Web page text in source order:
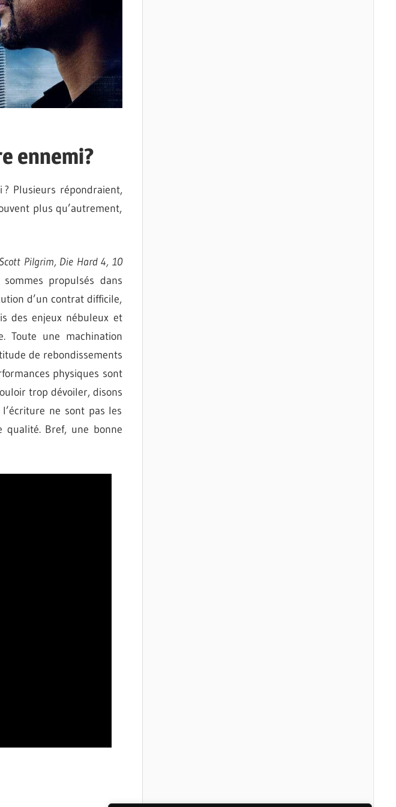
ennemi?
Plusieurs répondraient,
plus qu’autrement,
Pilgrim, Die Hard 4, 10
sommes propulsés dans
d’un contrat difficile,
des enjeux nébuleux et
Toute une machination
de rebondissements
physiques sont
trop dévoiler, disons
ne sont pas les
Bref, une bonne